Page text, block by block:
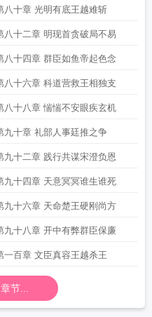
八十章 光明有底王越难斩
八十二章 明现首贪破局不易
八十四章 群臣如鱼帝起色念
八十六章 科道营救王相独支
八十八章 惴惴不安眼疾玄机
九十章 礼部人事廷推之争
九十二章 践行共谋宋澄负恩
九十四章 天意冥冥谁生谁死
九十六章 天命楚王硬刚尚方
九十八章 开中有弊群臣保廉
一百章 文臣真容王越杀王
节...